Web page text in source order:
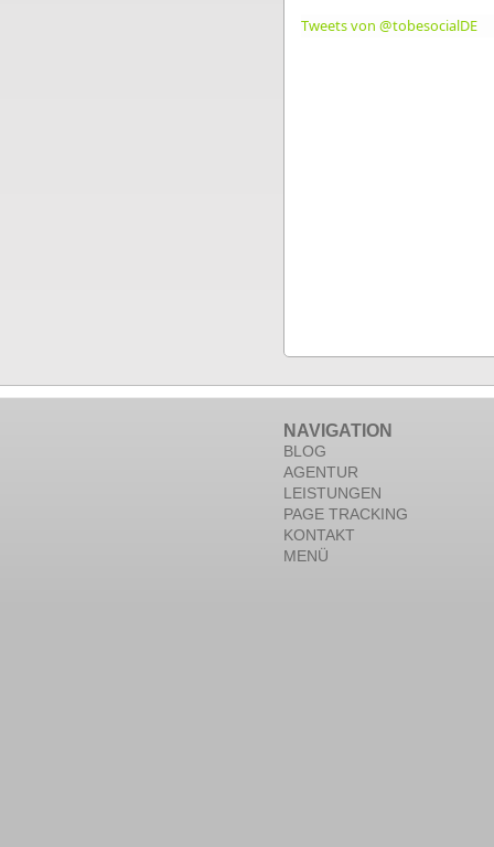
Tweets von @tobesocialDE
NAVIGATION
BLOG
AGENTUR
LEISTUNGEN
PAGE TRACKING
KONTAKT
MENÜ